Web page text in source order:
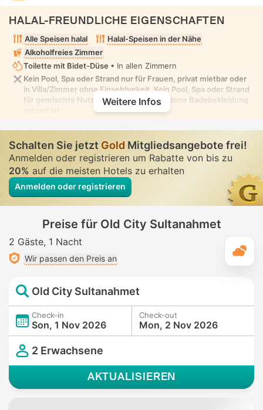
HALAL-FREUNDLICHE EIGENSCHAFTEN
Alle Speisen halal
Halal-Speisen in der Nähe
Alkoholfreies Zimmer
Toilette mit Bidet-Düse • In allen Zimmern
Kein Pool, Spa oder Strand nur für Frauen, privat mietbar oder
in Villa/Zimmer ohne Einsehbarkeit. Kein Pool, Spa oder Strand
für gemischte Nutzung, in dem bescheidene Badebekleidung
Weitere Infos
Schalten Sie jetztGold Mitgliedsangebote frei!
Anmelden oder registrieren um Rabatte von bis zu
20%auf die meisten Hotels zu erhalten
Anmelden oder registrieren
Preise für Old City Sultanahmet
2 Gäste 1 Nacht
Wir passen den Preis an
Old City Sultanahmet
Check-in
Son, 1 Nov 2026
Check-out
Mon, 2 Nov 2026
2 Erwachsene
AKTUALISIEREN